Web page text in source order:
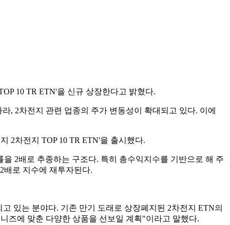
10 TR ETN'을 신규 상장한다고 밝혔다.
, 2차전지 관련 업종의 주가 변동성이 확대되고 있다. 이에
2차전지 TOP 10 TR ETN'을 출시했다.
2배로 추종하는 구조다. 특히 총수익지수를 기반으로 해 주
배로 지수에 재투자된다.
있는 분야다. 기존 만기 도래로 상장폐지된 2차전지 ETN의
즈에 맞춘 다양한 상품을 선보일 계획"이라고 말했다.